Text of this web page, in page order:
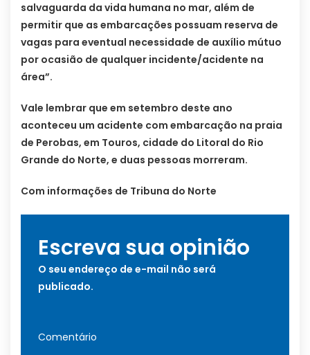
salvaguarda da vida humana no mar, além de
permitir que as embarcações possuam reserva de
vagas para eventual necessidade de auxílio mútuo
por ocasião de qualquer incidente/acidente na
área”.
Vale lembrar que em setembro deste ano
aconteceu um acidente com embarcação na praia
de Perobas, em Touros, cidade do Litoral do Rio
Grande do Norte, e duas pessoas morreram.
Com informações de Tribuna do Norte
Escreva sua opinião
O seu endereço de e-mail não será
publicado.
Comentário